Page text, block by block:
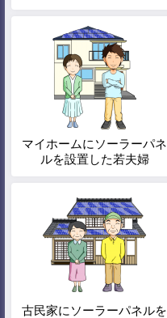
マイホームにソーラーパネ
ルを設置した若夫婦
古民家にソーラーパネルを